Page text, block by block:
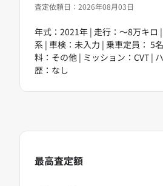
査定依頼日：2026年08月03日
年式：2021年 | 走行：～8万キロ
系 | 車検：未入力 | 乗車定員： 5
料：その他 | ミッション：CVT |
歴：なし
最高査定額